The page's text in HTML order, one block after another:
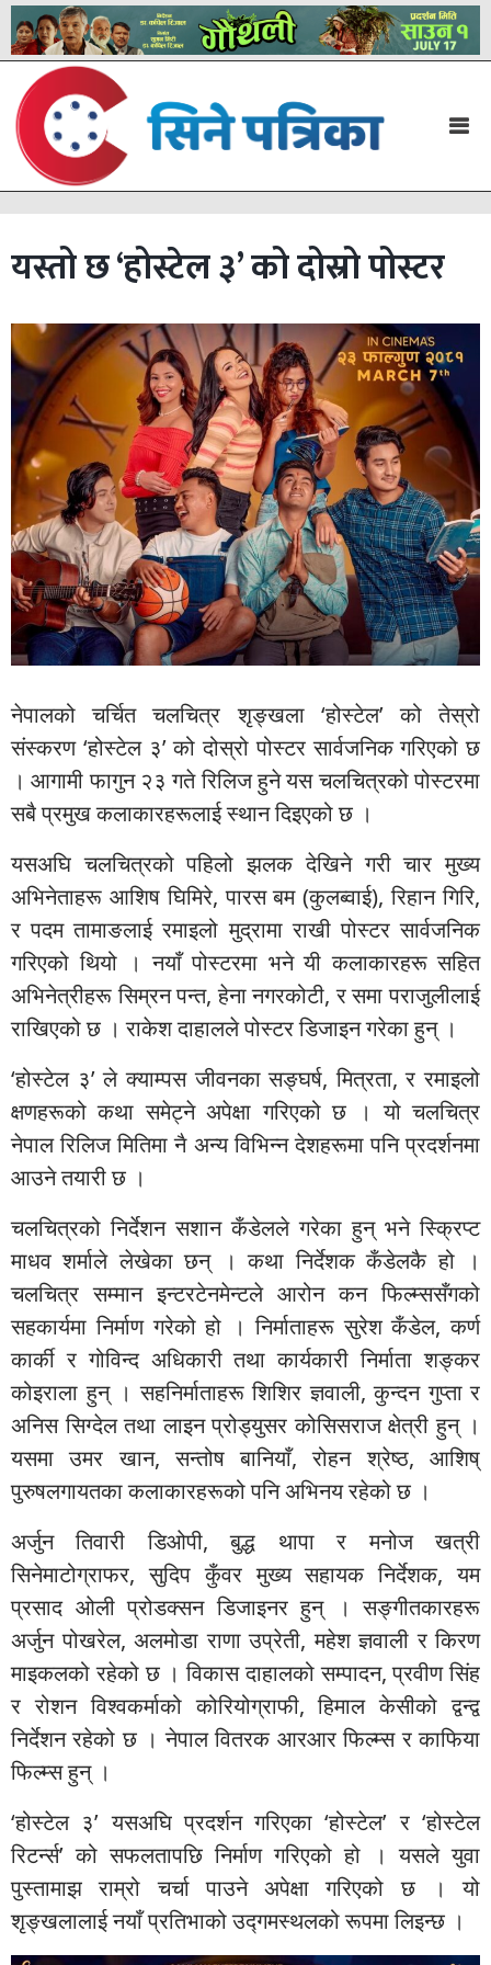
यस्तो छ ‘होस्टेल ३’ को दोस्रो पोस्टर
नेपालको चर्चित चलचित्र शृङ्खला ‘होस्टेल’ को तेस्रो
संस्करण ‘होस्टेल ३’ को दोस्रो पोस्टर सार्वजनिक गरिएको छ
। आगामी फागुन २३ गते रिलिज हुने यस चलचित्रको पोस्टरमा
सबै प्रमुख कलाकारहरूलाई स्थान दिइएको छ ।
यसअघि चलचित्रको पहिलो झलक देखिने गरी चार मुख्य
अभिनेताहरू आशिष घिमिरे, पारस बम (कुलब्वाई), रिहान गिरि,
र पदम तामाङलाई रमाइलो मुद्रामा राखी पोस्टर सार्वजनिक
गरिएको थियो । नयाँ पोस्टरमा भने यी कलाकारहरू सहित
अभिनेत्रीहरू सिम्रन पन्त, हेना नगरकोटी, र समा पराजुलीलाई
राखिएको छ । राकेश दाहालले पोस्टर डिजाइन गरेका हुन् ।
‘होस्टेल ३’ ले क्याम्पस जीवनका सङ्घर्ष, मित्रता, र रमाइलो
क्षणहरूको कथा समेट्ने अपेक्षा गरिएको छ । यो चलचित्र
नेपाल रिलिज मितिमा नै अन्य विभिन्न देशहरूमा पनि प्रदर्शनमा
आउने तयारी छ ।
चलचित्रको निर्देशन सशान कँडेलले गरेका हुन् भने स्क्रिप्ट
माधव शर्माले लेखेका छन् । कथा निर्देशक कँडेलकै हो ।
चलचित्र सम्मान इन्टरटेनमेन्टले आरोन कन फिल्म्ससँगको
सहकार्यमा निर्माण गरेको हो । निर्माताहरू सुरेश कँडेल, कर्ण
कार्की र गोविन्द अधिकारी तथा कार्यकारी निर्माता शङ्कर
कोइराला हुन् । सहनिर्माताहरू शिशिर ज्ञवाली, कुन्दन गुप्ता र
अनिस सिग्देल तथा लाइन प्रोड्युसर कोसिसराज क्षेत्री हुन् ।
यसमा उमर खान, सन्तोष बानियाँ, रोहन श्रेष्ठ, आशिष्
पुरुषलगायतका कलाकारहरूको पनि अभिनय रहेको छ ।
अर्जुन तिवारी डिओपी, बुद्ध थापा र मनोज खत्री
सिनेमाटोग्राफर, सुदिप कुँवर मुख्य सहायक निर्देशक, यम
प्रसाद ओली प्रोडक्सन डिजाइनर हुन् । सङ्गीतकारहरू
अर्जुन पोखरेल, अलमोडा राणा उप्रेती, महेश ज्ञवाली र किरण
माइकलको रहेको छ । विकास दाहालको सम्पादन, प्रवीण सिंह
र रोशन विश्वकर्माको कोरियोग्राफी, हिमाल केसीको द्वन्द्व
निर्देशन रहेको छ । नेपाल वितरक आरआर फिल्म्स र काफिया
फिल्म्स हुन् ।
‘होस्टेल ३’ यसअघि प्रदर्शन गरिएका ‘होस्टेल’ र ‘होस्टेल
रिटर्न्स’ को सफलतापछि निर्माण गरिएको हो । यसले युवा
पुस्तामाझ राम्रो चर्चा पाउने अपेक्षा गरिएको छ । यो
शृङ्खलालाई नयाँ प्रतिभाको उद्गमस्थलको रूपमा लिइन्छ ।